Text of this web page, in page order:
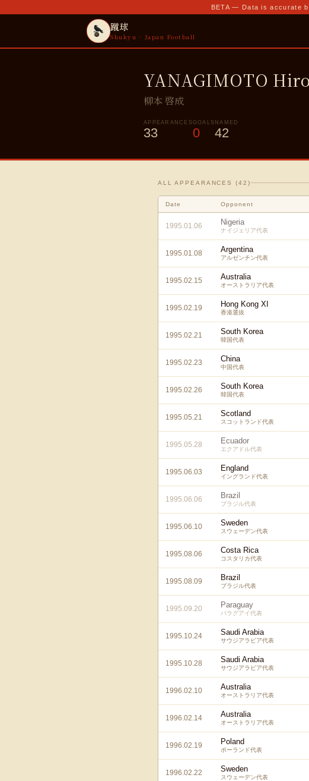
BETA — Data is accurate
蹴球
Shukyu · Japan Football
YANAGIMOTO
柳本 啓成
APPEARANCES
33
GOALS
0
NAMED
42
ALL APPEARANCES (42 )
Date Opponent
1995.01.06 Nigeria
ナイジェリア代表
1995.01.08 Argentina
アルゼンチン代表
1995.02.15 Australia
オーストラリア代表
1995.02.19 Hong Kong XI
香港選抜
1995.02.21 South Korea
韓国代表
1995.02.23 China
中国代表
1995.02.26 South Korea
韓国代表
1995.05.21 Scotland
スコットランド代表
1995.05.28 Ecuador
エクアドル代表
1995.06.03 England
イングランド代表
1995.06.06 Brazil
ブラジル代表
1995.06.10 Sweden
スウェーデン代表
1995.08.06 Costa Rica
コスタリカ代表
1995.08.09 Brazil
ブラジル代表
1995.09.20 Paraguay
パラグアイ代表
1995.10.24 Saudi Arabia
サウジアラビア代表
1995.10.28 Saudi Arabia
サウジアラビア代表
1996.02.10 Australia
オーストラリア代表
1996.02.14 Australia
オーストラリア代表
1996.02.19 Poland
ポーランド代表
1996.02.22 Sweden
スウェーデン代表